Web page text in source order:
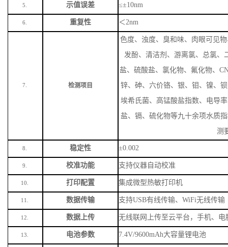
5. 示值误差 ≤±10nm
6. 重复性 ＜2nm
7. 检测项目
色度、浊度、臭和味、肉眼可见物
发酚、清洁剂、游离氯、总氯、
盐、硫酸盐、氯化物、氟化物、
锌、砷、六价铬、银、钼、镍、
埃希氏菌、高锰酸盐指数、电导
盐、镉、硫化物等九十余项水质
测
8. 稳定性 ±0.002
9. 校准功能 支持仪器自动校准
10. 打印配置 集成微型热敏打印机
11. 数据传输 支持USB有线传输、WiFi无线传输
12. 数据上传 无线联网上传至云平台，手机、
13. 电池参数 7.4V/9600mAh大容量锂电池